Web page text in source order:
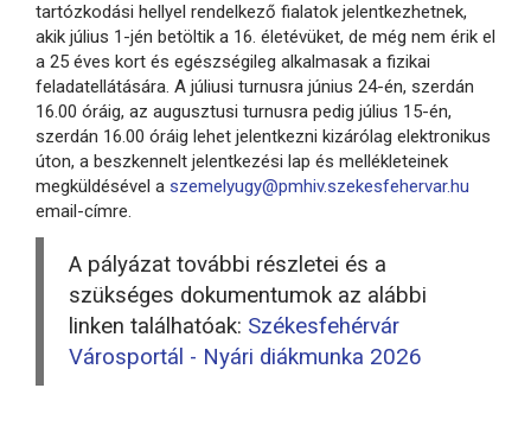
tartózkodási hellyel rendelkező fialatok jelentkezhetnek,
akik július 1-jén betöltik a 16. életévüket, de még nem érik el
a 25 éves kort és egészségileg alkalmasak a fizikai
feladatellátására. A júliusi turnusra június 24-én, szerdán
16.00 óráig, az augusztusi turnusra pedig július 15-én,
szerdán 16.00 óráig lehet jelentkezni kizárólag elektronikus
úton, a beszkennelt jelentkezési lap és mellékleteinek
megküldésével a szemelyugy@pmhiv.szekesfehervar.hu
email-címre.
A pályázat további részletei és a
szükséges dokumentumok az alábbi
linken találhatóak: Székesfehérvár
Városportál - Nyári diákmunka 2026